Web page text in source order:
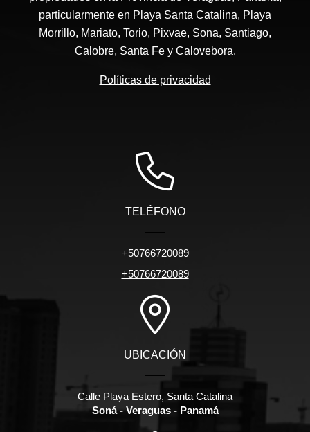
particularmente en Playa Santa Catalina, Playa
Morrillo, Mariato, Torio, Pixvae, Sona, Santiago,
Calobre, Santa Fe y Calovebora.
Políticas de privacidad
TELÉFONO
+50766720089
+50766720089
UBICACIÓN
Calle Playa Estero, Santa Catalina
Soná - Veraguas - Panamá